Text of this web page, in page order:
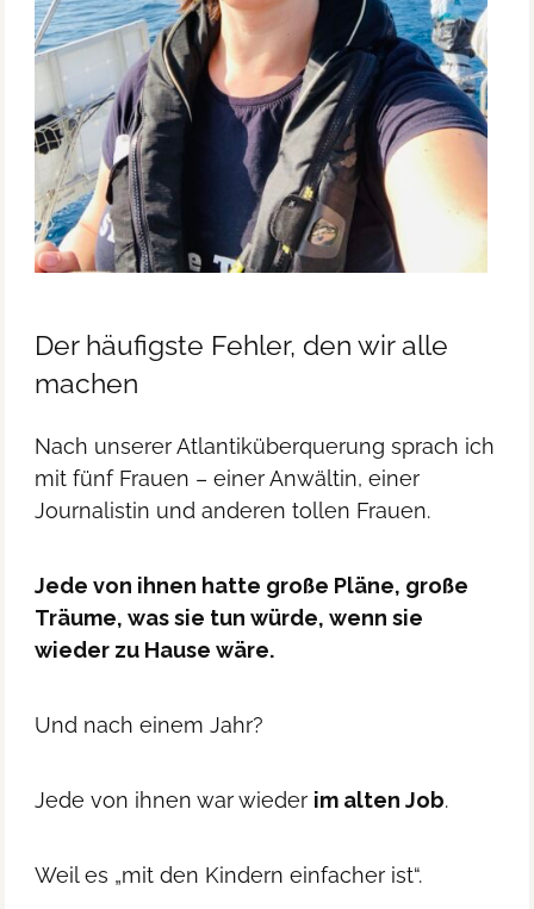
Der häufigste Fehler, den wir alle
machen
Nach unserer Atlantiküberquerung sprach ich
mit fünf Frauen – einer Anwältin, einer
Journalistin und anderen tollen Frauen.
Jede von ihnen hatte große Pläne, große
Träume, was sie tun würde, wenn sie
wieder zu Hause wäre.
Und nach einem Jahr?
Jede von ihnen war wieder im alten Job.
Weil es „mit den Kindern einfacher ist“.